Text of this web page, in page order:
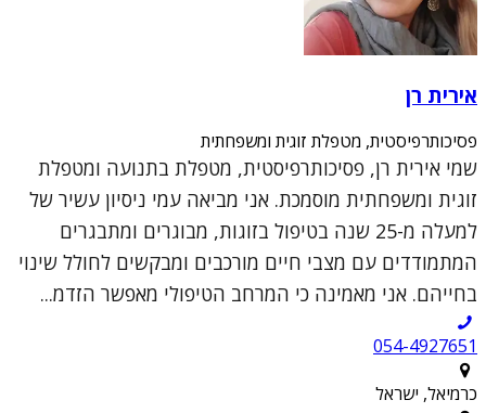
אירית רן
פסיכותרפיסטית, מטפלת זוגית ומשפחתית
שמי אירית רן, פסיכותרפיסטית, מטפלת בתנועה ומטפלת
זוגית ומשפחתית מוסמכת. אני מביאה עמי ניסיון עשיר של
למעלה מ-25 שנה בטיפול בזוגות, מבוגרים ומתבגרים
המתמודדים עם מצבי חיים מורכבים ומבקשים לחולל שינוי
בחייהם. אני מאמינה כי המרחב הטיפולי מאפשר הזדמ...
054-4927651
כרמיאל, ישראל